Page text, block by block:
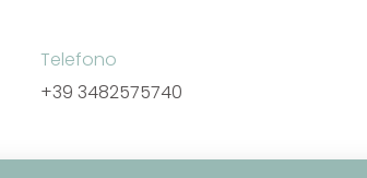
Telefono
+39 3482575740